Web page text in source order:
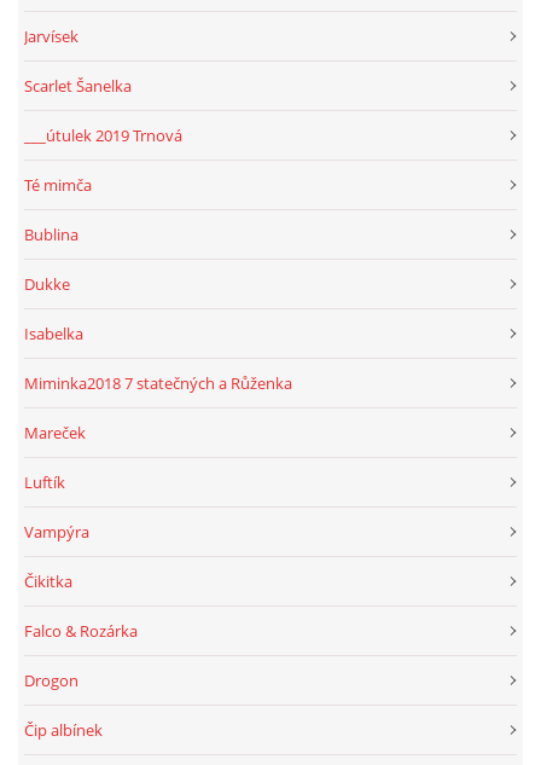
Jarvísek
Scarlet Šanelka
___útulek 2019 Trnová
Té mimča
Bublina
Dukke
Isabelka
Miminka2018 7 statečných a Růženka
Mareček
Luftík
Vampýra
Čikitka
Falco & Rozárka
Drogon
Čip albínek